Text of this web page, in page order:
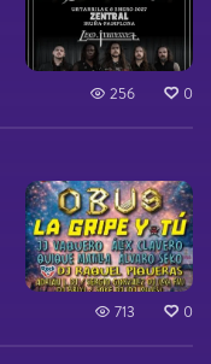
256 0
713 0